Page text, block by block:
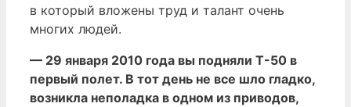
в который вложены труд и талант очень
многих людей.
— 29 января 2010 года вы подняли Т-50 в
первый полет. В тот день не все шло гладко,
возникла неполадка в одном из приводов,